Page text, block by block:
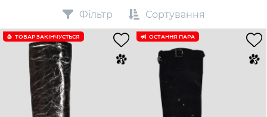
Фільтр Сортування
ТОВАР ЗАКІНЧУЄTЬСЯ ОСТАННЯ ПАРА